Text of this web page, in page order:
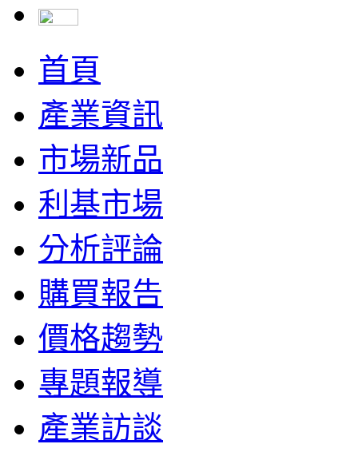
首頁
產業資訊
市場新品
利基市場
分析評論
購買報告
價格趨勢
專題報導
產業訪談